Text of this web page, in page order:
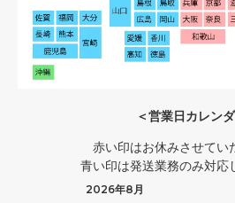
＜営業日カレン
赤い印はお休みさせてい
青い印は発送業務のみ対応
2026年8月